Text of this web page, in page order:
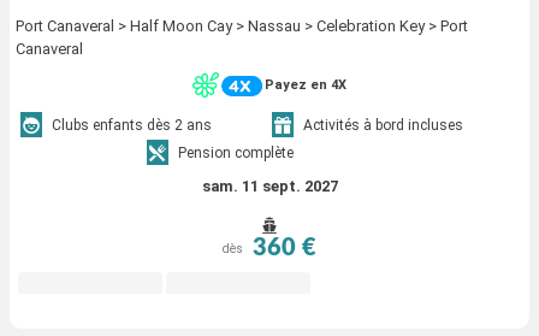
Port Canaveral > Half Moon Cay > Nassau > Celebration Key > Port
Canaveral
Payez en 4X
Clubs enfants dès 2 ans
Activités à bord incluses
Pension complète
sam. 11 sept. 2027
dès 360 €